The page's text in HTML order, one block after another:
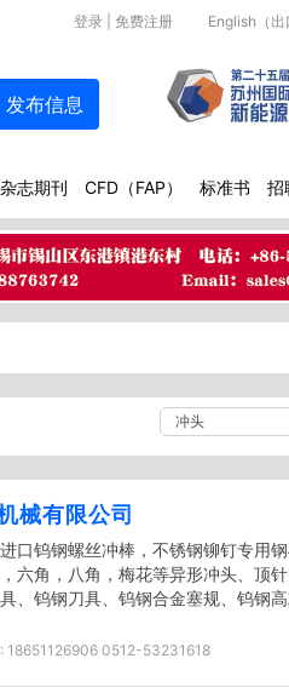
English（出
登录 免费注册
发布信息
杂志期刊 CFD（FAP） 标准书 招
械有限公司
口钨钢螺丝冲棒，不锈钢铆钉专用
六角，八角，梅花等异形冲头、顶
、钨钢刀具、钨钢合金塞规、钨钢
18651126906 0512-53231618